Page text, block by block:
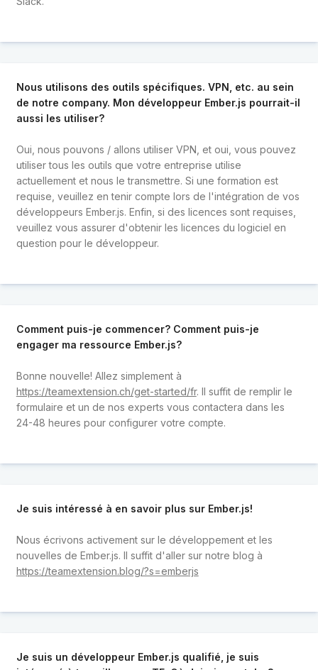
Nous utilisons des outils spécifiques. VPN, etc. au sein
de notre company. Mon développeur Ember.js pourrait-il
aussi les utiliser?
Oui, nous pouvons / allons utiliser VPN, et oui, vous pouvez
utiliser tous les outils que votre entreprise utilise
actuellement et nous le transmettre. Si une formation est
requise, veuillez en tenir compte lors de l'intégration de vos
développeurs Ember.js. Enfin, si des licences sont requises,
veuillez vous assurer d'obtenir les licences du logiciel en
question pour le développeur.
Comment puis-je commencer? Comment puis-je
engager ma ressource Ember.js?
Bonne nouvelle! Allez simplement à
https://teamextension.ch/get-started/fr. Il suffit de remplir le
formulaire et un de nos experts vous contactera dans les
24-48 heures pour configurer votre compte.
Je suis intéressé à en savoir plus sur Ember.js!
Nous écrivons activement sur le développement et les
nouvelles de Ember.js. Il suffit d'aller sur notre blog à
https://teamextension.blog/?s=emberjs
Je suis un développeur Ember.js qualifié, je suis